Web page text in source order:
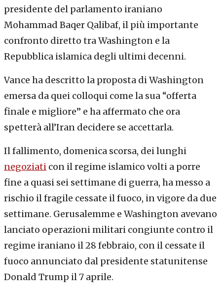
presidente del parlamento iraniano
Mohammad Baqer Qalibaf, il più importante
confronto diretto tra Washington e la
Repubblica islamica degli ultimi decenni.
Vance ha descritto la proposta di Washington
emersa da quei colloqui come la sua “offerta
finale e migliore” e ha affermato che ora
spetterà all’Iran decidere se accettarla.
Il fallimento, domenica scorsa, dei lunghi
negoziati con il regime islamico volti a porre
fine a quasi sei settimane di guerra, ha messo a
rischio il fragile cessate il fuoco, in vigore da due
settimane. Gerusalemme e Washington avevano
lanciato operazioni militari congiunte contro il
regime iraniano il 28 febbraio, con il cessate il
fuoco annunciato dal presidente statunitense
Donald Trump il 7 aprile.